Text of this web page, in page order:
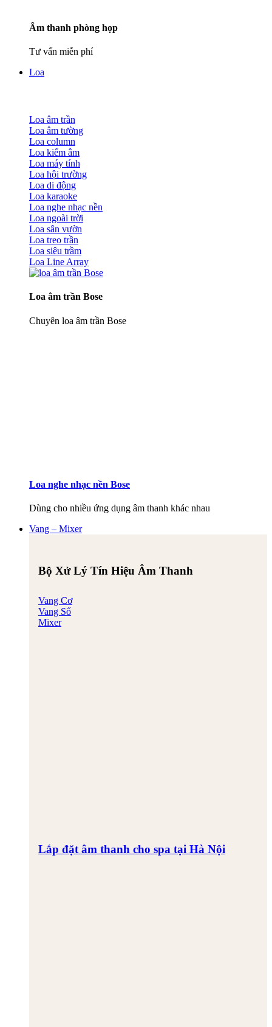
Âm thanh phòng họp
Tư vấn miễn phí
Loa
Loa âm trần
Loa âm tường
Loa column
Loa kiểm âm
Loa máy tính
Loa hội trường
Loa di động
Loa karaoke
Loa nghe nhạc nền
Loa ngoài trời
Loa sân vườn
Loa treo trần
Loa siêu trầm
Loa Line Array
Loa âm trần Bose
Chuyên loa âm trần Bose
Loa nghe nhạc nền Bose
Dùng cho nhiều ứng dụng âm thanh khác nhau
Vang – Mixer
Bộ Xử Lý Tín Hiệu Âm Thanh
Vang Cơ
Vang Số
Mixer
Lắp đặt âm thanh cho spa tại Hà Nội